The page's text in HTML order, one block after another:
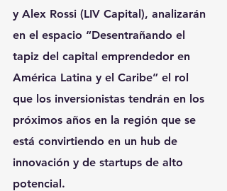
y Alex Rossi (LIV Capital), analizarán
en el espacio “Desentrañando el
tapiz del capital emprendedor en
América Latina y el Caribe” el rol
que los inversionistas tendrán en los
próximos años en la región que se
está convirtiendo en un hub de
innovación y de startups de alto
potencial.